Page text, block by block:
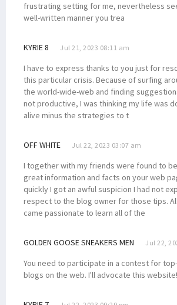
frustrating setting for me, nevertheless
well-written manner you trea
KYRIE 8 Jul 21, 2023 08:11 am
I have to express thanks to you just for
this particular crisis. Because of surfing
the world-wide-web and finding
not productive, I was thinking my life was
alive minus the strategies to t
OFF WHITE Jul 22, 2023 03:07 am
I together with my friends were found to
great information and facts on your web
quickly I got an awful suspicion I had not
respect to the blog owner for those tips.
came passionate to learn all of the
GOLDEN GOOSE SNEAKERS MEN Jul 22,
You need to participate in a contest for
blogs on the web. I'll advocate this website!